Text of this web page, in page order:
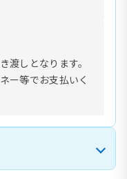
渡しとなります。
ー等でお支払いく